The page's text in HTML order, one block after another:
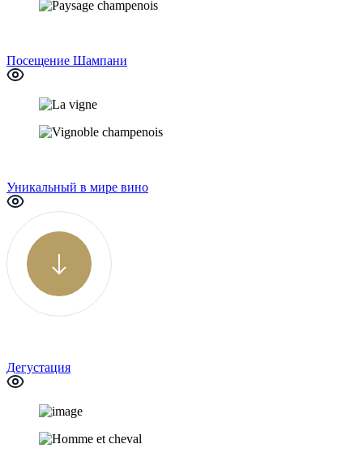
Посещение Шампани
Уникальный в мире вино
Дегустация